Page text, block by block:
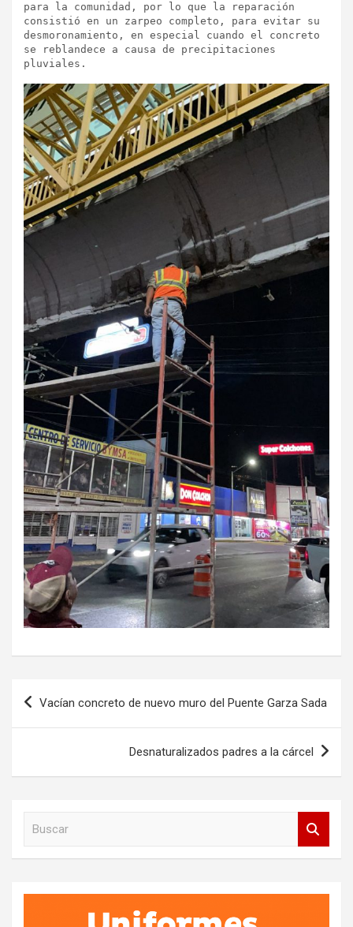
para la comunidad, por lo que la reparación
consistió en un zarpeo completo, para evitar su
desmoronamiento, en especial cuando el concreto
se reblandece a causa de precipitaciones
pluviales.
Navegación
Vacían concreto de nuevo muro del Puente Garza Sada
Desnaturalizados padres a la cárcel